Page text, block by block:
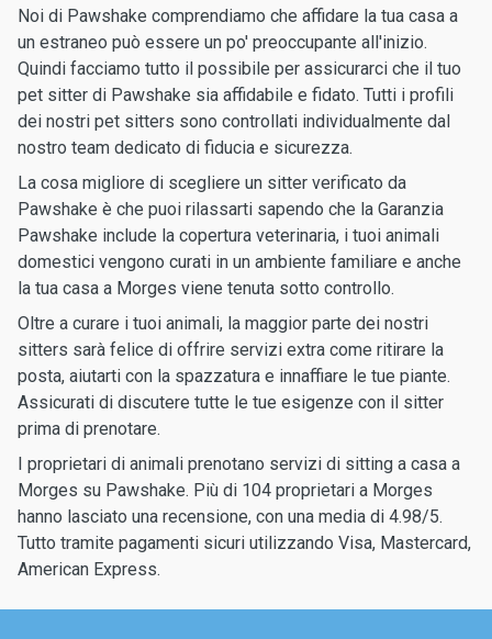
Noi di Pawshake comprendiamo che affidare la tua casa a
un estraneo può essere un po' preoccupante all'inizio.
Quindi facciamo tutto il possibile per assicurarci che il tuo
pet sitter di Pawshake sia affidabile e fidato. Tutti i profili
dei nostri pet sitters sono controllati individualmente dal
nostro team dedicato di fiducia e sicurezza.
La cosa migliore di scegliere un sitter verificato da
Pawshake è che puoi rilassarti sapendo che la Garanzia
Pawshake include la copertura veterinaria, i tuoi animali
domestici vengono curati in un ambiente familiare e anche
la tua casa a Morges viene tenuta sotto controllo.
Oltre a curare i tuoi animali, la maggior parte dei nostri
sitters sarà felice di offrire servizi extra come ritirare la
posta, aiutarti con la spazzatura e innaffiare le tue piante.
Assicurati di discutere tutte le tue esigenze con il sitter
prima di prenotare.
I proprietari di animali prenotano servizi di sitting a casa a
Morges su Pawshake. Più di 104 proprietari a Morges
hanno lasciato una recensione, con una media di 4.98/5.
Tutto tramite pagamenti sicuri utilizzando Visa, Mastercard,
American Express.